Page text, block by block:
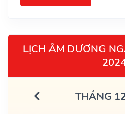
LỊCH ÂM DƯƠNG
THÁNG